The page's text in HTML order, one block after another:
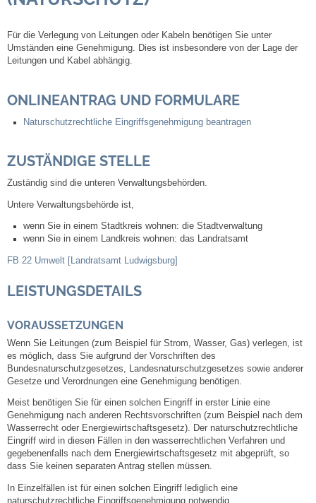
Gebühren und Beiträge
Ortsrecht
Redaktionsstatut für das Amtsblatt
Service
Abfall-Infos
Ortsplan
Bildergalerie
Rund um den Wein
Schlepper / Traktor
Für die Verlegung von Leitungen oder Kabeln benötigen Sie unter
Umständen eine Genehmigung. Dies ist insbesondere von der Lage der
Leitungen und Kabel abhängig.
ONLINEANTRAG UND FORMULARE
Naturschutzrechtliche Eingriffsgenehmigung beantragen
ZUSTÄNDIGE STELLE
Zuständig sind die unteren Verwaltungsbehörden.
Untere Verwaltungsbehörde ist,
wenn Sie in einem Stadtkreis wohnen: die Stadtverwaltung
wenn Sie in einem Landkreis wohnen: das Landratsamt
FB 22 Umwelt [Landratsamt Ludwigsburg]
LEISTUNGSDETAILS
VORAUSSETZUNGEN
Wenn Sie Leitungen (zum Beispiel für Strom, Wasser, Gas) verlegen, ist
es möglich, dass Sie aufgrund der Vorschriften des
Bundesnaturschutzgesetzes, Landesnaturschutzgesetzes sowie anderer
Gesetze und Verordnungen eine Genehmigung benötigen.
Meist benötigen Sie für einen solchen Eingriff in erster Linie eine
Genehmigung nach anderen Rechtsvorschriften (zum Beispiel nach dem
Wasserrecht oder Energiewirtschaftsgesetz). Der naturschutzrechtliche
Eingriff wird in diesen Fällen in den wasserrechtlichen Verfahren und
gegebenenfalls nach dem Energiewirtschaftsgesetz mit abgeprüft, so
dass Sie keinen separaten Antrag stellen müssen.
In Einzelfällen ist für einen solchen Eingriff lediglich eine
naturschutzrechtliche Eingriffsgenehmigung notwendig.